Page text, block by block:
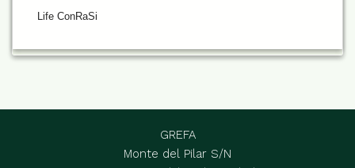
Life ConRaSi
GREFA
Monte del Pilar S/N